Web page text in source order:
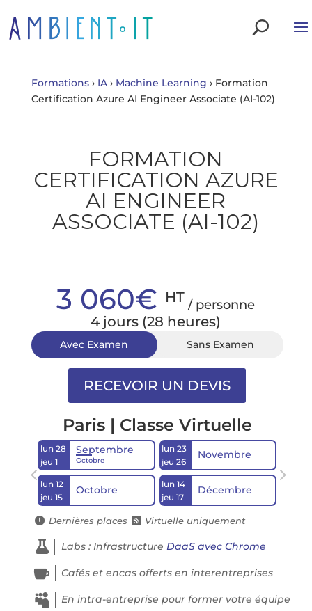
Formations › IA › Machine Learning › Formation
Certification Azure AI Engineer Associate (AI-102)
FORMATION
CERTIFICATION AZURE
AI ENGINEER
ASSOCIATE (AI-102)
3 060€ HT / personne
4 jours (28 heures)
Avec Examen Sans Examen
Paris | Classe Virtuelle
lun 28
jeu 1
Septembre
Octobre
lun 12
jeu 15
Octobre
lun 23
jeu 26
Novembre
lun 14
jeu 17
Décembre
 Dernières places  Virtuelle uniquement
 Labs : Infrastructure DaaS avec Chrome
 Cafés et encas offerts en interentreprises
 En intra-entreprise pour former votre équipe